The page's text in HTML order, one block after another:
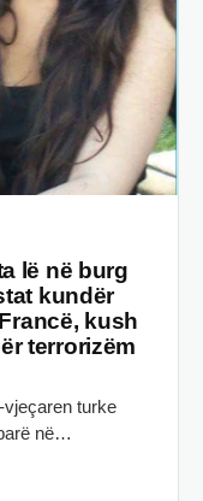
lë në burg
kundër
kush
terrorizëm
vjeçaren turke
në…